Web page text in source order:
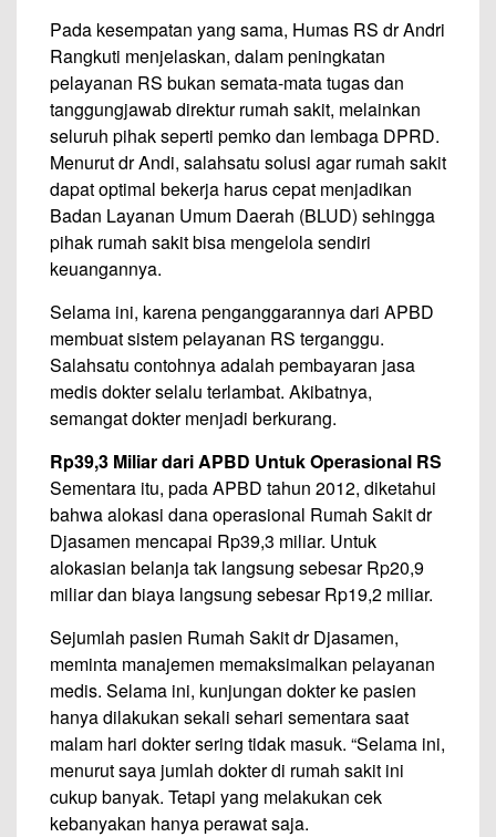
Pada kesempatan yang sama, Humas RS dr Andri
Rangkuti menjelaskan, dalam peningkatan
pelayanan RS bukan semata-mata tugas dan
tanggungjawab direktur rumah sakit, melainkan
seluruh pihak seperti pemko dan lembaga DPRD.
Menurut dr Andi, salahsatu solusi agar rumah sakit
dapat optimal bekerja harus cepat menjadikan
Badan Layanan Umum Daerah (BLUD) sehingga
pihak rumah sakit bisa mengelola sendiri
keuangannya.
Selama ini, karena penganggarannya dari APBD
membuat sistem pelayanan RS terganggu.
Salahsatu contohnya adalah pembayaran jasa
medis dokter selalu terlambat. Akibatnya,
semangat dokter menjadi berkurang.
Rp39,3 Miliar dari APBD Untuk Operasional RS
Sementara itu, pada APBD tahun 2012, diketahui
bahwa alokasi dana operasional Rumah Sakit dr
Djasamen mencapai Rp39,3 miliar. Untuk
alokasian belanja tak langsung sebesar Rp20,9
miliar dan biaya langsung sebesar Rp19,2 miliar.
Sejumlah pasien Rumah Sakit dr Djasamen,
meminta manajemen memaksimalkan pelayanan
medis. Selama ini, kunjungan dokter ke pasien
hanya dilakukan sekali sehari sementara saat
malam hari dokter sering tidak masuk. “Selama ini,
menurut saya jumlah dokter di rumah sakit ini
cukup banyak. Tetapi yang melakukan cek
kebanyakan hanya perawat saja.